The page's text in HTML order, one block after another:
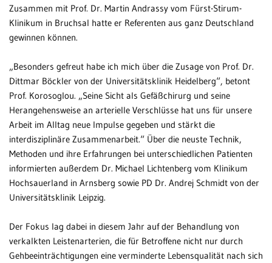
STANDORTE
Sinsheim
Weinheim
Zusammen mit Prof. Dr. Martin Andrassy vom Fürst-Stirum-
Klinikum in Bruchsal hatte er Referenten aus ganz Deutschland
gewinnen können.
„Besonders gefreut habe ich mich über die Zusage von Prof. Dr.
Dittmar Böckler von der Universitätsklinik Heidelberg“, betont
Prof. Korosoglou. „Seine Sicht als Gefäßchirurg und seine
Herangehensweise an arterielle Verschlüsse hat uns für unsere
Arbeit im Alltag neue Impulse gegeben und stärkt die
interdisziplinäre Zusammenarbeit.“ Über die neuste Technik,
Methoden und ihre Erfahrungen bei unterschiedlichen Patienten
informierten außerdem Dr. Michael Lichtenberg vom Klinikum
Hochsauerland in Arnsberg sowie PD Dr. Andrej Schmidt von der
Universitätsklinik Leipzig.
Der Fokus lag dabei in diesem Jahr auf der Behandlung von
verkalkten Leistenarterien, die für Betroffene nicht nur durch
Gehbeeinträchtigungen eine verminderte Lebensqualität nach sich